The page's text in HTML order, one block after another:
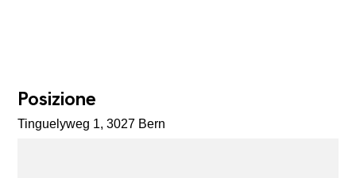
Posizione
Tinguelyweg 1, 3027 Bern